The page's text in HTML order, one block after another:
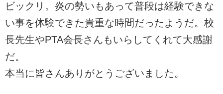
ビックリ。炎の勢いもあって普段は経験できな
い事を体験できた貴重な時間だったようだ。校
長先生やPTA会長さんもいらしてくれて大感謝
だ。
本当に皆さんありがとうございました。